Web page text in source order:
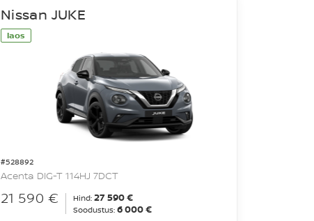
laos
#528892
Nissan JUKE
Acenta DIG-T 114HJ 7DCT
21 590 € Hind: 27 590 €
Soodustus: 6 000 €